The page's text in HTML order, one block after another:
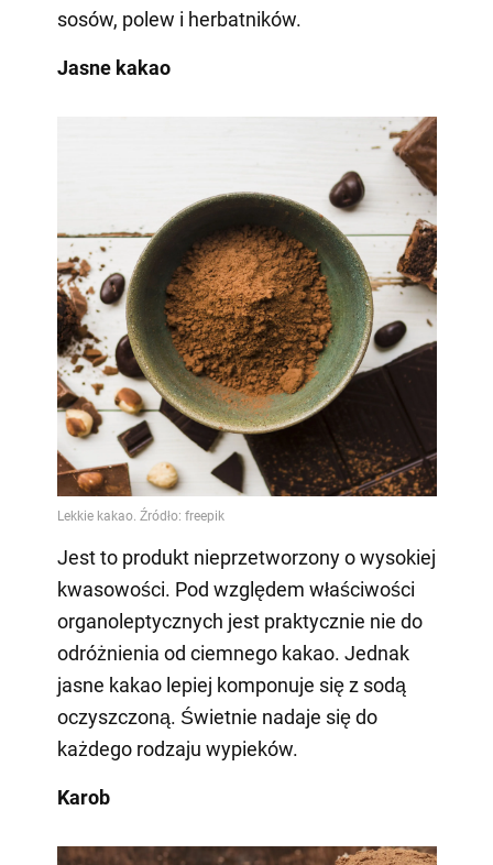
sosów, polew i herbatników.
Jasne kakao
Jest to produkt nieprzetworzony o wysokiej
kwasowości. Pod względem właściwości
organoleptycznych jest praktycznie nie do
odróżnienia od ciemnego kakao. Jednak
jasne kakao lepiej komponuje się z sodą
oczyszczoną. Świetnie nadaje się do
każdego rodzaju wypieków.
Karob